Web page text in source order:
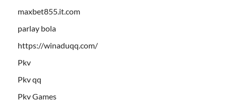
maxbet855.it.com
parlay bola
https://winaduqq.com/
Pkv
Pkv qq
Pkv Games